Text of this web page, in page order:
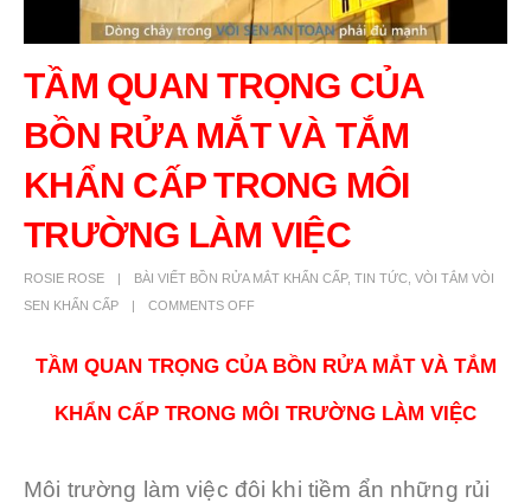
TẦM QUAN TRỌNG CỦA
BỒN RỬA MẮT VÀ TẮM
KHẨN CẤP TRONG MÔI
TRƯỜNG LÀM VIỆC
ROSIE ROSE BÀI VIẾT BỒN RỬA MẮT KHẨN CẤP, TIN TỨC VÒI TẮM VÒI
SEN KHẨN CẤP
COMMENTS OFF
TẦM QUAN TRỌNG CỦA BỒN RỬA MẮT VÀ TẮM
KHẨN CẤP TRONG MÔI TRƯỜNG LÀM VIỆC
Môi trường làm việc đôi khi tiềm ẩn những rủi